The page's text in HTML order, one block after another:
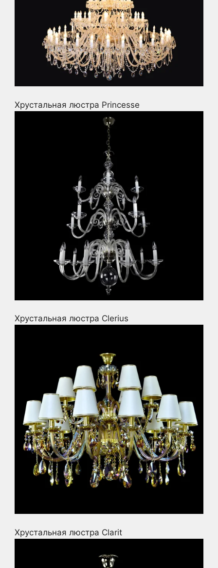
Хрустальная люстра Princesse
Хрустальная люстра Clerius
Хрустальная люстра Clarit